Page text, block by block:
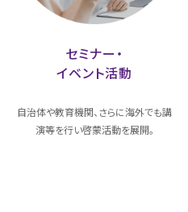
セミナー・
イベント活動
自治体や教育機関、さらに海外でも講
演等を行い啓蒙活動を展開。